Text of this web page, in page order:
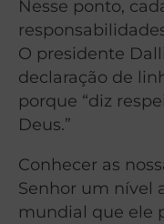
Nesse ponto,
O presidente
declaração de
porque “diz
Deus.”
Conhecer as
Senhor um nível
mundial que ele